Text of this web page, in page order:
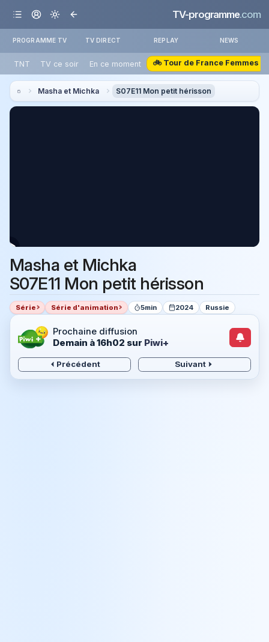
TV-programme.com
PROGRAMME TV TV DIRECT REPLAY NEWS
TNT TV ce soir En ce moment 🚲 Tour de France Femmes
Masha et Michka S07E11 Mon petit hérisson
Masha et Michka
S07E11 Mon petit hérisson
Série Série d'animation 5min 2024 Russie
Prochaine diffusion
Demain à 16h02 sur Piwi+
Précédent Suivant